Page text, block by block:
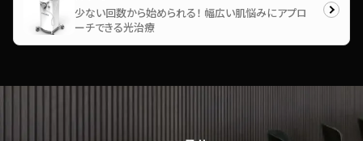
少ない回数から始められる！ 幅広い肌悩みにアプロ
ーチできる光治療